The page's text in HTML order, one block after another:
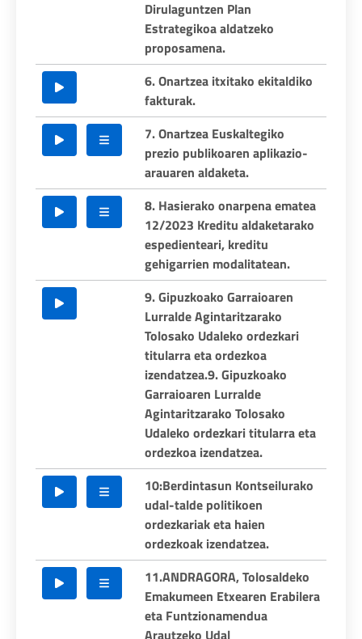
Dirulaguntzen Plan
Estrategikoa aldatzeko
proposamena.
6. Onartzea itxitako ekitaldiko
fakturak.
7. Onartzea Euskaltegiko
prezio publikoaren aplikazio-
arauaren aldaketa.
8. Hasierako onarpena ematea
12/2023 Kreditu aldaketarako
espedienteari, kreditu
gehigarrien modalitatean.
9. Gipuzkoako Garraioaren
Lurralde Agintaritzarako
Tolosako Udaleko ordezkari
titularra eta ordezkoa
izendatzea.9. Gipuzkoako
Garraioaren Lurralde
Agintaritzarako Tolosako
Udaleko ordezkari titularra eta
ordezkoa izendatzea.
10:Berdintasun Kontseilurako
udal-talde politikoen
ordezkariak eta haien
ordezkoak izendatzea.
11.ANDRAGORA, Tolosaldeko
Emakumeen Etxearen Erabilera
eta Funtzionamendua
Arautzeko Udal